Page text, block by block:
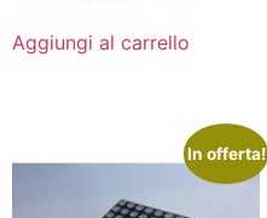
Aggiungi al carrello
In offerta!